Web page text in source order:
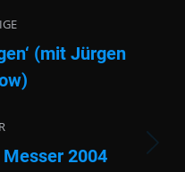
(mit Jürgen
2004